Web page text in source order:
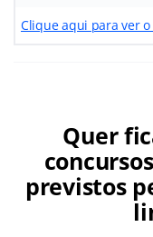
Clique aqui para ver o
Quer
previstos